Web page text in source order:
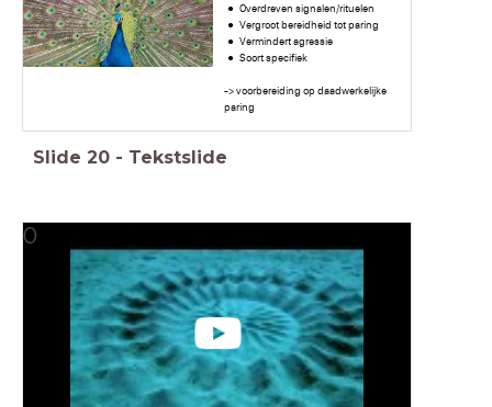
Overdreven signalen/rituelen
Vergroot bereidheid tot paring
Vermindert agressie
Soort specifiek
-> voorbereiding op daadwerkelijke
paring
Slide 20 - Tekstslide
0